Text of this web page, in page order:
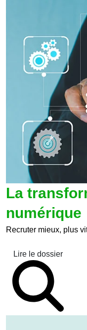
La
numérique
Recruter mieux, plus
Lire le dossier